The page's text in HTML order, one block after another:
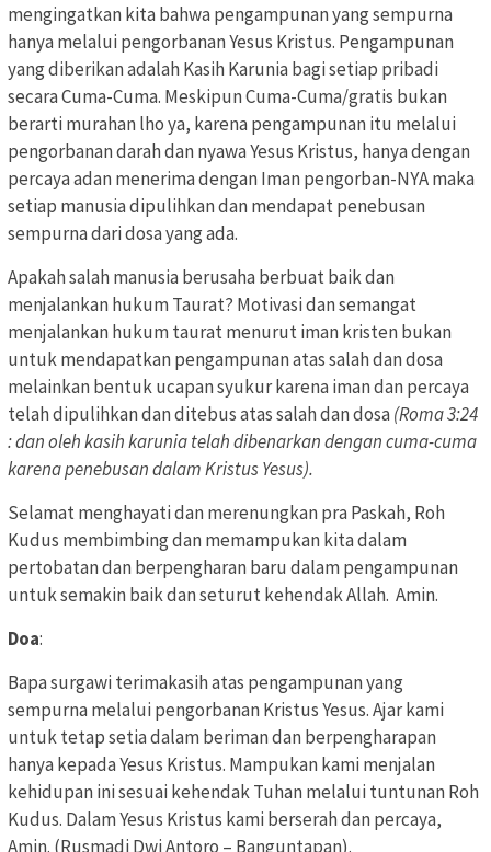
mengingatkan kita bahwa pengampunan yang sempurna
hanya melalui pengorbanan Yesus Kristus. Pengampunan
yang diberikan adalah Kasih Karunia bagi setiap pribadi
secara Cuma-Cuma. Meskipun Cuma-Cuma/gratis bukan
berarti murahan lho ya, karena pengampunan itu melalui
pengorbanan darah dan nyawa Yesus Kristus, hanya dengan
percaya adan menerima dengan Iman pengorban-NYA maka
setiap manusia dipulihkan dan mendapat penebusan
sempurna dari dosa yang ada.
Apakah salah manusia berusaha berbuat baik dan
menjalankan hukum Taurat? Motivasi dan semangat
menjalankan hukum taurat menurut iman kristen bukan
untuk mendapatkan pengampunan atas salah dan dosa
melainkan bentuk ucapan syukur karena iman dan percaya
telah dipulihkan dan ditebus atas salah dan dosa(Roma 3:24
: dan oleh kasih karunia telah dibenarkan dengan cuma-cuma
karena penebusan dalam Kristus Yesus).
Selamat menghayati dan merenungkan pra Paskah, Roh
Kudus membimbing dan memampukan kita dalam
pertobatan dan berpengharan baru dalam pengampunan
untuk semakin baik dan seturut kehendak Allah. Amin.
Doa:
Bapa surgawi terimakasih atas pengampunan yang
sempurna melalui pengorbanan Kristus Yesus. Ajar kami
untuk tetap setia dalam beriman dan berpengharapan
hanya kepada Yesus Kristus. Mampukan kami menjalan
kehidupan ini sesuai kehendak Tuhan melalui tuntunan Roh
Kudus. Dalam Yesus Kristus kami berserah dan percaya,
Amin. (Rusmadi Dwi Antoro – Banguntapan).